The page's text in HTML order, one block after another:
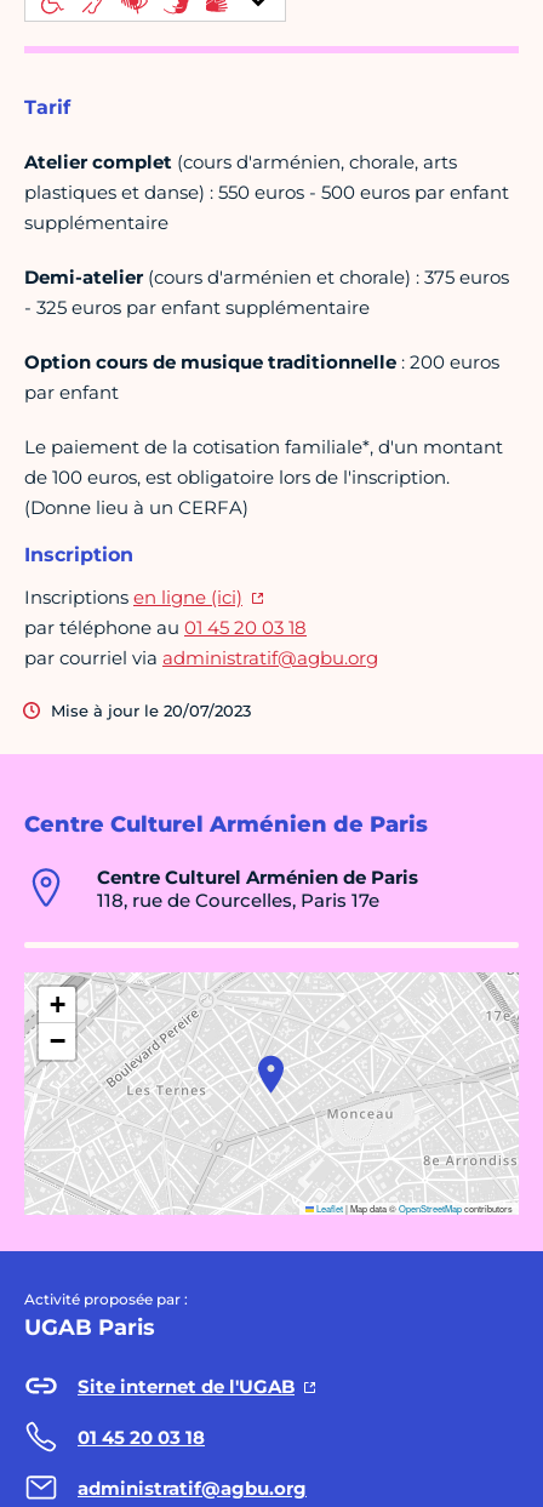
Centre Culturel Arménien de Paris
Centre Culturel Arménien de Paris
118, rue de Courcelles, Paris 17e
+
−
Leaflet|Map data ©OpenStreetMapcontributors
Activité proposée par :
UGAB Paris
Site internet de l'UGAB
01 45 20 03 18
administratif@agbu.org
Tarif
Atelier complet (cours d'arménien, chorale, arts
plastiques et danse) : 550 euros - 500 euros par enfant
supplémentaire
Demi-atelier(cours d'arménien et chorale) : 375 euros
- 325 euros par enfant supplémentaire
Option cours de musique traditionnelle : 200 euros
par enfant
Le paiement de la cotisation familiale*, d'un montant
de 100 euros, est obligatoire lors de l'inscription.
(Donne lieu à un CERFA)
Inscription
Inscriptions en ligne (ici)
par téléphone au 01 45 20 03 18
par courriel via administratif@agbu.org
Mise à jour le 20/07/2023